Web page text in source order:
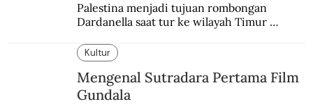
Palestina menjadi tujuan rombongan
Dardanella saat tur ke wilayah Timur
ketegangan antara orang Yahudi dan
penduduk Arab.
Kultur
Mengenal Sutradara Pertama Film
Gundala